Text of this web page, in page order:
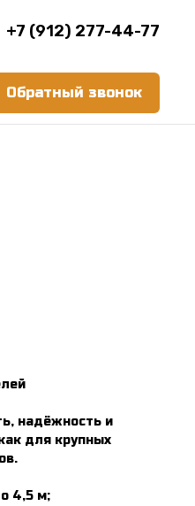
+7 (912) 277-44-77
Обратный звонок
надёжность и
для крупных
4,5 м;